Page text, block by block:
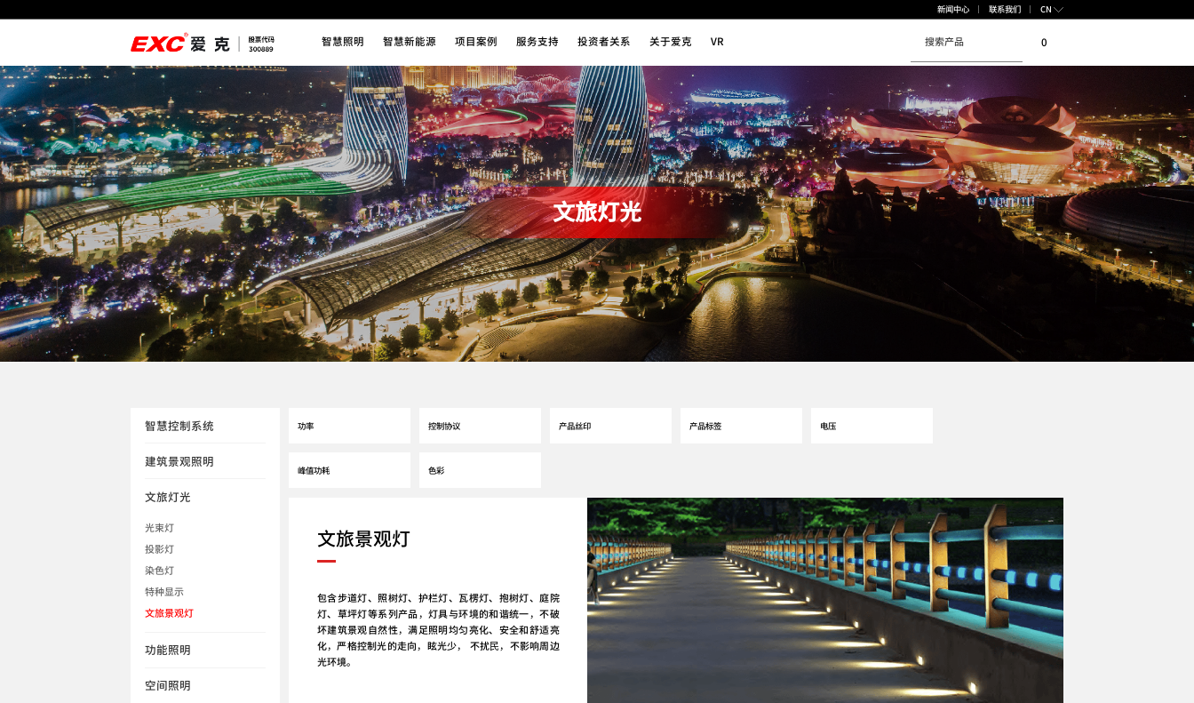
新闻中心 联系我们 CN
智慧照明 智慧新能源 项目案例 服务支持 投资者关系 关于爱克 VR 0
文旅灯光
智慧控制系统
建筑景观照明
文旅灯光
光束灯
投影灯
染色灯
特种显示
文旅景观灯
功能照明
空间照明
文旅景观灯
包含步道灯、照树灯、护栏灯、瓦楞灯、抱树灯、庭院
灯、草坪灯等系列产品，灯具与环境的和谐统一，不破
坏建筑景观自然性，满足照明均匀亮化、安全和舒适亮
化，严格控制光的走向，眩光少， 不扰民，不影响周边
光环境。